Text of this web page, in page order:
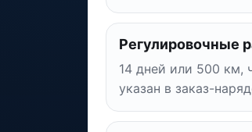
Регулировочные
14 дней или 500 км,
указан в заказ-